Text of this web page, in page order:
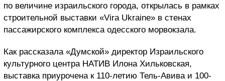
по величине израильского города, открылась в рамках
строительной выставки «Vira Ukraine» в стенах
пассажирского комплекса одесского морвокзала.
Как рассказала «Думской» директор Израильского
культурного центра НАТИВ Илона Хильковская,
выставка приурочена к 110-летию Тель-Авива и 100-